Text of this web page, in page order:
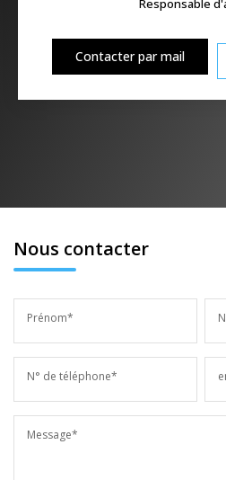
Contacter par mail
Nous contacter
Prénom*
N° de téléphone*
Message*